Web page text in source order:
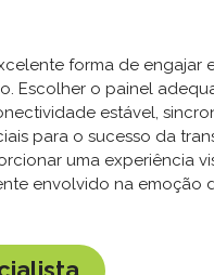
forma de engajar
Escolher o painel
estável,
para o sucesso da
uma experiência
envolvido na emoção